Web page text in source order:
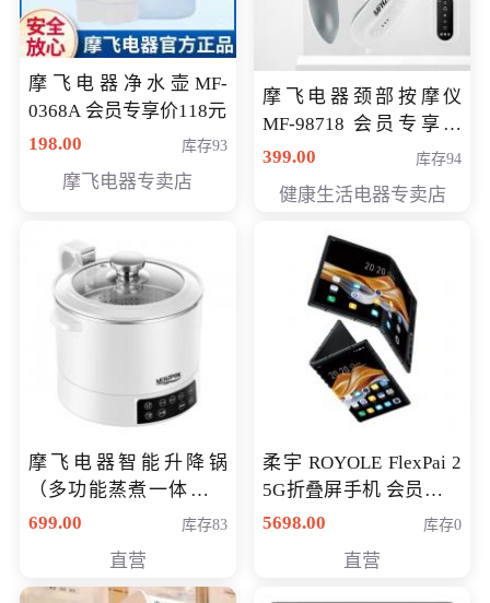
摩飞电器净水壶MF-
0368A 会员专享价118元
198.00
库存93
摩飞电器专卖店
摩飞电器颈部按摩仪
MF-98718 会员专享价
299元
399.00 库存94
健康生活电器专卖店
摩飞电器智能升降锅
（多功能蒸煮一体锅）
（智能升降养生锅） 会
699.00 库存83
直营
柔宇 ROYOLE FlexPai 2
5G折叠屏手机 会员专享
购买价格 4998元
5698.00 库存0
直营